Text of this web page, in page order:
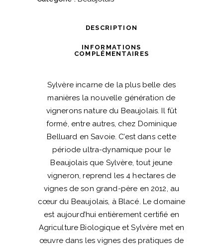
DESCRIPTION
INFORMATIONS
COMPLÉMENTAIRES
Sylvère incarne de la plus belle des
manières la nouvelle génération de
vignerons nature du Beaujolais. Il fût
formé, entre autres, chez Dominique
Belluard en Savoie. C’est dans cette
période ultra-dynamique pour le
Beaujolais que Sylvère, tout jeune
vigneron, reprend les 4 hectares de
vignes de son grand-père en 2012, au
cœur du Beaujolais, à Blacé. Le domaine
est aujourd’hui entièrement certifié en
Agriculture Biologique et Sylvère met en
œuvre dans les vignes des pratiques de